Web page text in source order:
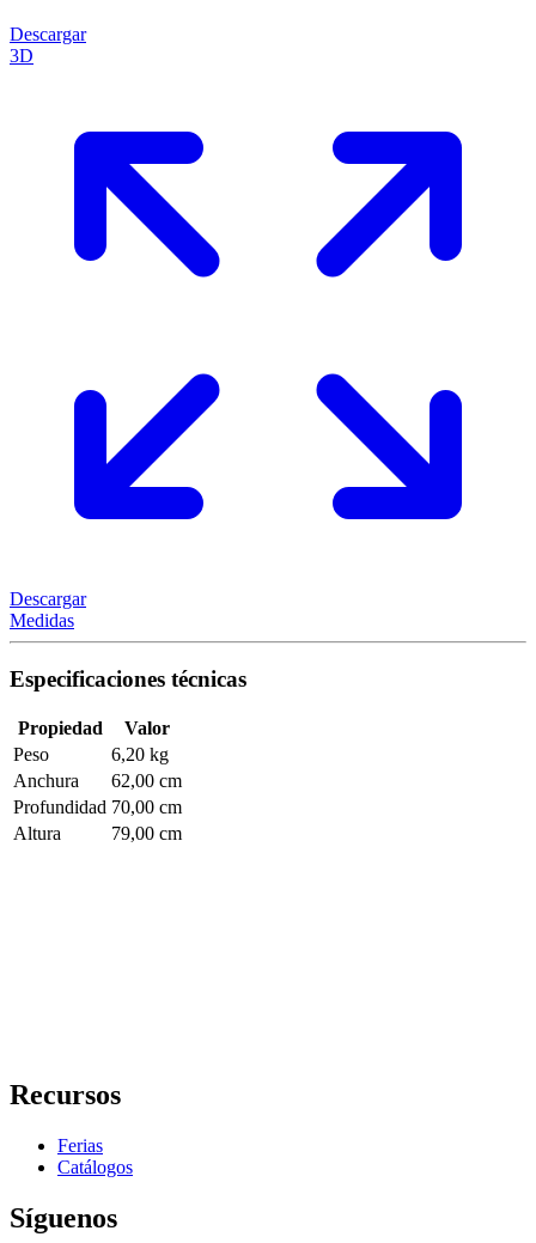
Descargar
3D
Descargar
Medidas
Especificaciones técnicas
Propiedad
Valor
Peso
6,20 kg
Anchura
62,00 cm
Profundidad 70,00 cm
Altura
79,00 cm
Recursos
Ferias
Catálogos
Síguenos